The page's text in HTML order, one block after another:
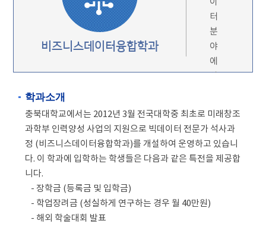
비즈니스데이터융합학과
이
터
분
야
에
선
도
학
과
학과소개
충북대학교에서는 2012년 3월 전국대학중 최초로 미래창조
과학부 인력양성 사업의 지원으로 빅데이터 전문가 석사과
정 (비즈니스데이터융합학과)를 개설하여 운영하고 있습니
다. 이 학과에 입학하는 학생들은 다음과 같은 특전을 제공합
니다.
- 장학금 (등록금 및 입학금)
- 학업장려금 (성실하게 연구하는 경우 월 40만원)
- 해외 학술대회 발표